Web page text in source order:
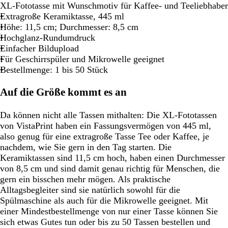
XL-Fototasse mit Wunschmotiv für Kaffee- und Teeliebhaber
Extragroße Keramiktasse, 445 ml
Höhe: 11,5 cm; Durchmesser: 8,5 cm
Hochglanz-Rundumdruck
Einfacher Bildupload
Für Geschirrspüler und Mikrowelle geeignet
Bestellmenge: 1 bis 50 Stück
Auf die Größe kommt es an
Da können nicht alle Tassen mithalten: Die XL-Fototassen
von VistaPrint haben ein Fassungsvermögen von 445 ml,
also genug für eine extragroße Tasse Tee oder Kaffee, je
nachdem, wie Sie gern in den Tag starten. Die
Keramiktassen sind 11,5 cm hoch, haben einen Durchmesser
von 8,5 cm und sind damit genau richtig für Menschen, die
gern ein bisschen mehr mögen. Als praktische
Alltagsbegleiter sind sie natürlich sowohl für die
Spülmaschine als auch für die Mikrowelle geeignet. Mit
einer Mindestbestellmenge von nur einer Tasse können Sie
sich etwas Gutes tun oder bis zu 50 Tassen bestellen und